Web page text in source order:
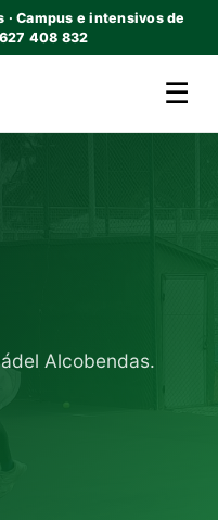
Campus e intensivos de
408 832
☰
Alcobendas.